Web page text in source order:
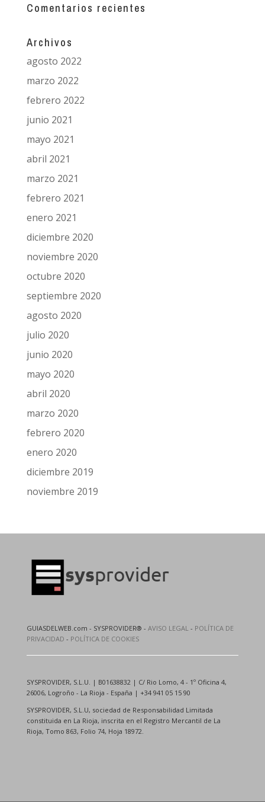
Comentarios recientes
Archivos
agosto 2022
marzo 2022
febrero 2022
junio 2021
mayo 2021
abril 2021
marzo 2021
febrero 2021
enero 2021
diciembre 2020
noviembre 2020
octubre 2020
septiembre 2020
agosto 2020
julio 2020
junio 2020
mayo 2020
abril 2020
marzo 2020
febrero 2020
enero 2020
diciembre 2019
noviembre 2019
GUIASDELWEB.com - SYSPROVIDER® - AVISO LEGAL - POLÍTICA DE
PRIVACIDAD - POLÍTICA DE COOKIES
SYSPROVIDER, S.L.U. | B01638832 | C/ Rio Lomo, 4 - 1º Oficina 4,
26006, Logroño - La Rioja - España | +34 941 05 15 90
SYSPROVIDER, S.L.U, sociedad de Responsabilidad Limitada
constituida en La Rioja, inscrita en el Registro Mercantil de La
Rioja, Tomo 863, Folio 74, Hoja 18972.